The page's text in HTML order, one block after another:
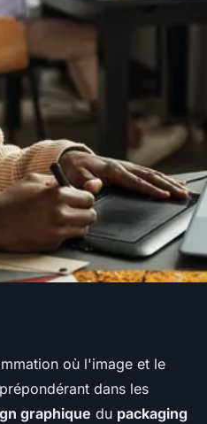
pour le
où l'image et le
dans les
graphique du packaging